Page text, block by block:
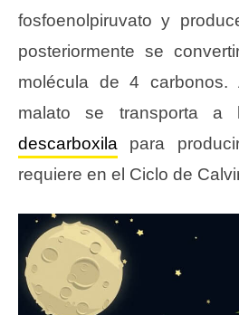
fosfoenolpiruvato y
posteriormente se
molécula de 4 carbonos.
malato se transporta
descarboxila para
requiere en el Ciclo de